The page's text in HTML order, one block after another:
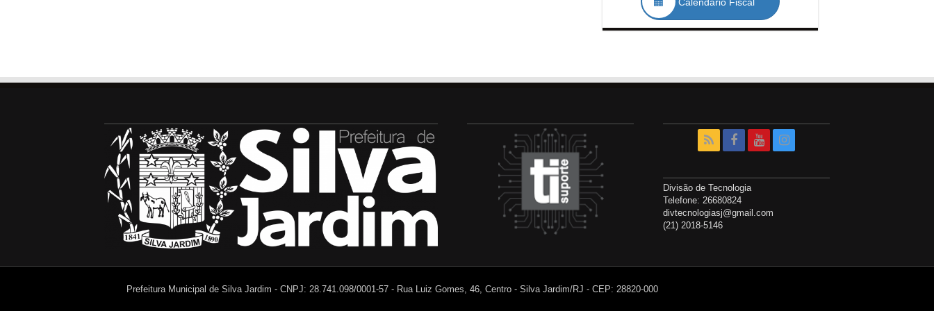
Calendário Fiscal
Divisão de Tecnologia
Telefone: 26680824
divtecnologiasj@gmail.com
(21) 2018-5146
Prefeitura Municipal de Silva Jardim - CNPJ: 28.741.098/0001-57 - Rua Luiz Gomes, 46, Centro - Silva Jardim/RJ - CEP: 28820-000